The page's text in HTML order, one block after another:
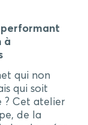
performant
à
qui non
qui soit
? Cet atelier
de la